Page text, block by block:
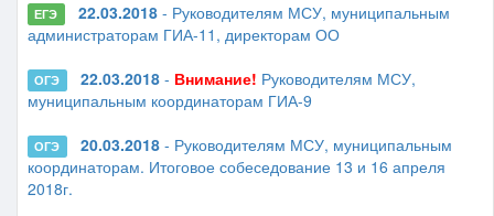
ЕГЭ 22.03.2018- Руководителям МСУ, муниципальным
администраторам ГИА-11, директорам ОО
ОГЭ 22.03.2018- Внимание! Руководителям МСУ,
муниципальным координаторам ГИА-9
ОГЭ 20.03.2018- Руководителям МСУ, муниципальным
координаторам. Итоговое собеседование 13 и 16 апреля
2018г.